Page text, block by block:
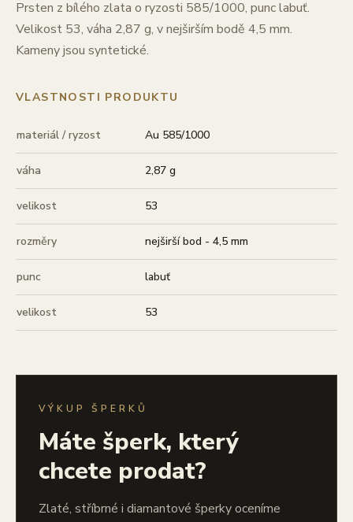
Prsten z bílého zlata o ryzosti 585/1000, punc labuť.
Velikost 53, váha 2,87 g, v nejširším bodě 4,5 mm.
Kameny jsou syntetické.
VLASTNOSTI PRODUKTU
materiál / ryzost Au 585/1000
váha 2,87 g
velikost 53
rozměry nejširší bod - 4,5 mm
punc labuť
velikost 53
VÝKUP ŠPERKŮ
Máte šperk, který
chcete prodat?
Zlaté, stříbrné i diamantové šperky oceníme